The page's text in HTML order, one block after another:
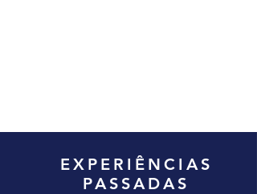
EXPERIÊNCIAS
PASSADAS